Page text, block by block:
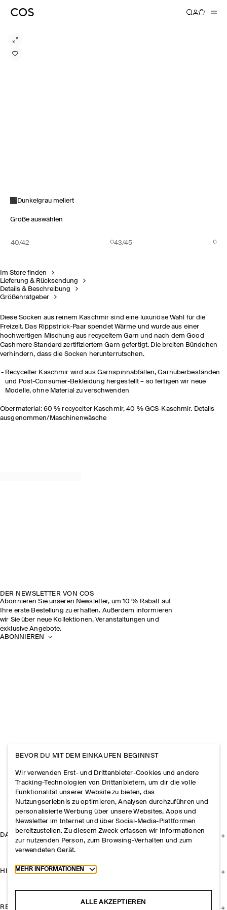
Dunkelgrau meliert
Größe auswählen
40/42 43/45
Im Store finden
Lieferung & Rücksendung
Details & Beschreibung
Größenratgeber
Diese Socken aus reinem Kaschmir sind eine luxuriöse Wahl für die
Freizeit. Das Rippstrick-Paar spendet Wärme und wurde aus einer
hochwertigen Mischung aus recyceltem Garn und nach dem Good
Cashmere Standard zertifiziertem Garn gefertigt. Die breiten Bündchen
verhindern, dass die Socken herunterrutschen.
Recycelter Kaschmir wird aus Garnspinnabfällen, Garnüberbeständen
und Post-Consumer-Bekleidung hergestellt – so fertigen wir neue
Modelle, ohne Material zu verschwenden
Obermaterial: 60 % recycelter Kaschmir, 40 % GCS-Kaschmir. Details
ausgenommen/Maschinenwäsche
DER NEWSLETTER VON COS
Abonnieren Sie unseren Newsletter, um 10 % Rabatt auf
Ihre erste Bestellung zu erhalten. Außerdem informieren
wir Sie über neue Kollektionen, Veranstaltungen und
exklusive Angebote.
ABONNIEREN
DAS UNTERNEHMEN
HILFE
RECHTLICHES
BEVOR DU MIT DEM EINKAUFEN BEGINNST
Wir verwenden Erst- und Drittanbieter-Cookies und andere
Tracking-Technologien von Drittanbietern, um dir die volle
Funktionalität unserer Website zu bieten, das
Nutzungserlebnis zu optimieren, Analysen durchzuführen und
personalisierte Werbung über unsere Websites, Apps und
Newsletter im Internet und über Social-Media-Plattformen
bereitzustellen. Zu diesem Zweck erfassen wir Informationen
zur nutzenden Person, zum Browsing-Verhalten und zum
verwendeten Gerät.
Toggle more cookie information
MEHR INFORMATIONEN
ALLE AKZEPTIEREN